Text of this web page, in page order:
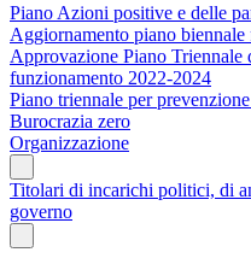
Piano Azioni positive e delle
Aggiornamento piano
Approvazione Piano Triennale
funzionamento 2022-2024
Piano triennale per
Burocrazia zero
Organizzazione
Titolari di incarichi politici, di
governo